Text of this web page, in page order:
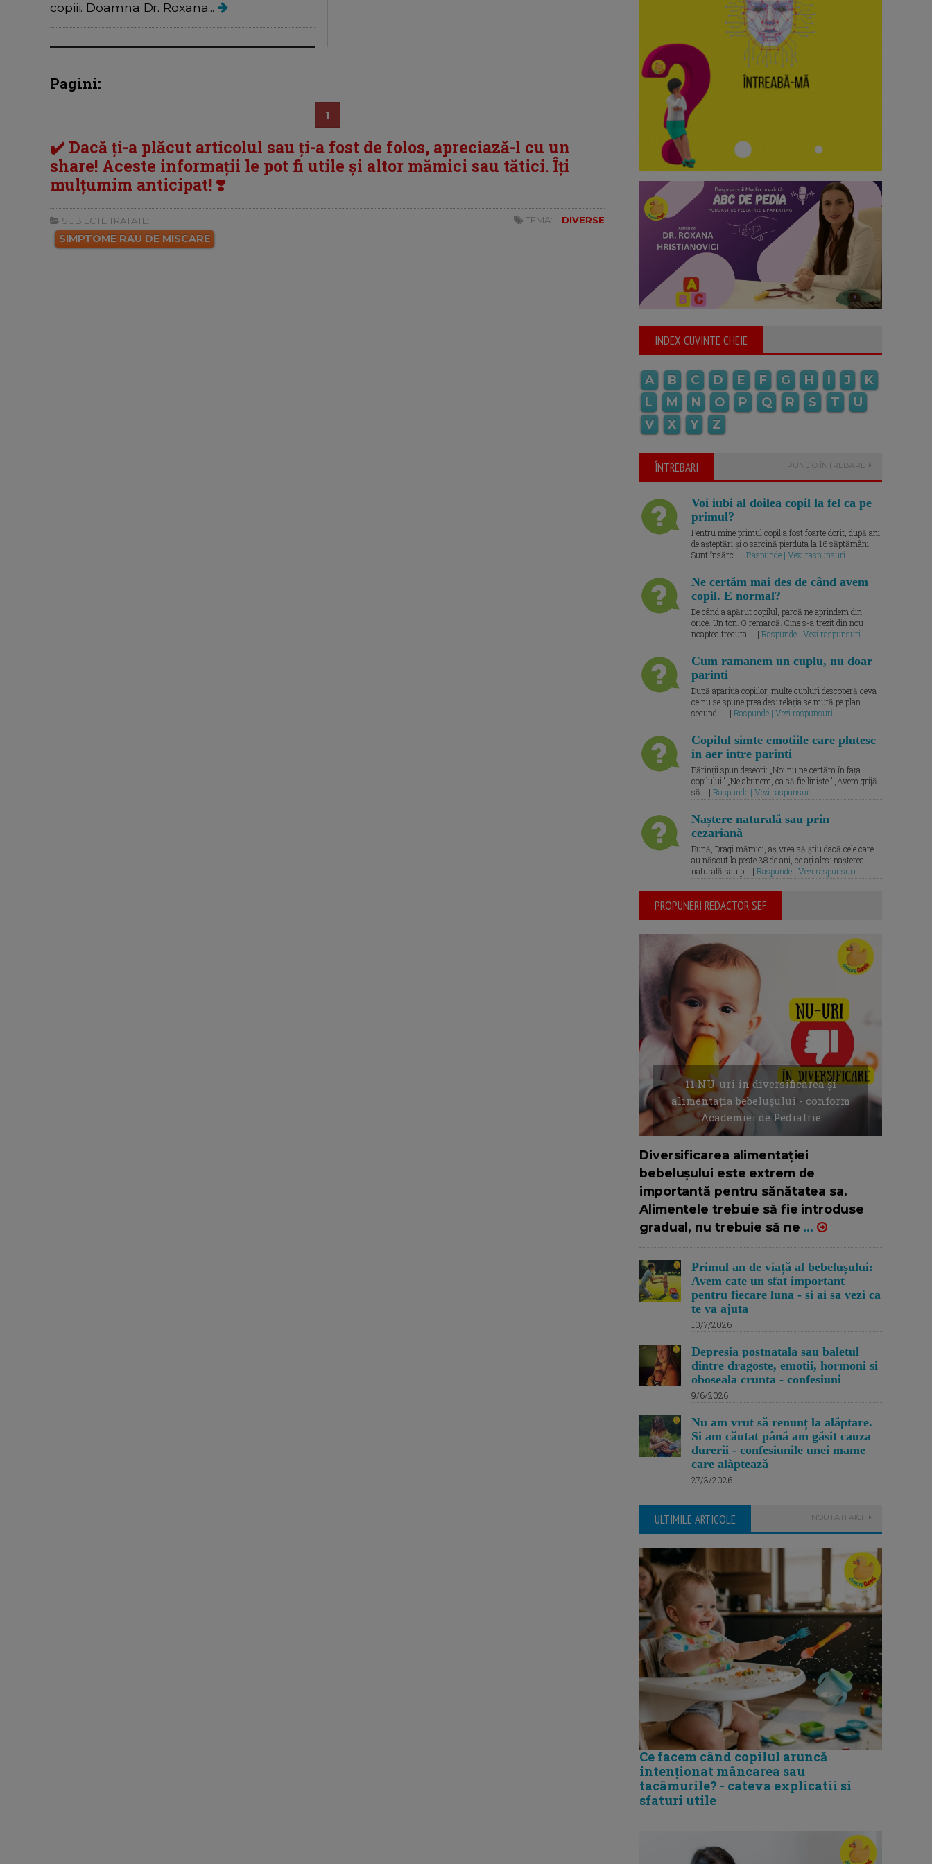
copiii. Doamna Dr. Roxana...
Pagini:
1
✔️ Dacă ți-a plăcut articolul sau ți-a fost de folos, apreciază-l cu un
share! Aceste informații le pot fi utile și altor mămici sau tătici. Îți
mulțumim anticipat! ❣️
SUBIECTE TRATATE:
SIMPTOME RAU DE MISCARE
TEMA: DIVERSE
INDEX CUVINTE CHEIE
A B C D E F G H I J
K
L
M N O P Q R S T
U
V
X Y Z
ÎNTREBARI PUNE O ÎNTREBARE
Voi iubi al doilea copil la fel ca pe
primul?
Pentru mine primul copil a fost foarte dorit, după ani
de așteptări și o sarcină pierduta la 16 săptămâni.
Sunt însărc... | Raspunde | Vezi raspunsuri
Ne certăm mai des de când avem
copil. E normal?
De când a apărut copilul, parcă ne aprindem din
orice. Un ton. O remarcă. Cine s-a trezit din nou
noaptea trecuta.... | Raspunde | Vezi raspunsuri
Cum ramanem un cuplu, nu doar
parinti
După apariția copiilor, multe cupluri descoperă ceva
ce nu se spune prea des: relația se mută pe plan
secund. ... | Raspunde | Vezi raspunsuri
Copilul simte emotiile care plutesc
in aer intre parinti
Părinții spun deseori: „Noi nu ne certăm în fața
copilului.” „Ne abținem, ca să fie liniște.” „Avem grijă
să... | Raspunde | Vezi raspunsuri
Naștere naturală sau prin
cezariană
Bună, Dragi mămici, aș vrea să știu dacă cele care
au născut la peste 38 de ani, ce ați ales: nașterea
naturală sau p... | Raspunde | Vezi raspunsuri
PROPUNERI REDACTOR SEF
11 NU-uri in diversificarea și
alimentația bebelușului - conform
Academiei de Pediatrie
Diversificarea alimentației
bebelușului este extrem de
importantă pentru sănătatea sa.
Alimentele trebuie să fie introduse
gradual, nu trebuie să ne ...
Primul an de viață al bebelușului:
Avem cate un sfat important
pentru fiecare luna - si ai sa vezi ca
te va ajuta
10/7/2026
Depresia postnatala sau baletul
dintre dragoste, emotii, hormoni si
oboseala crunta - confesiuni
9/6/2026
Nu am vrut să renunț la alăptare.
Si am căutat până am găsit cauza
durerii - confesiunile unei mame
care alăptează
27/3/2026
ULTIMILE ARTICOLE NOUTATI AICI
Ce facem când copilul aruncă
intenționat mâncarea sau
tacâmurile? - cateva explicatii si
sfaturi utile